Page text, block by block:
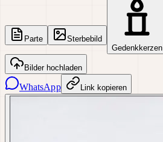
Parte
Sterbebild
Gedenkkerzen
Bilder hochladen
WhatsApp Link kopieren